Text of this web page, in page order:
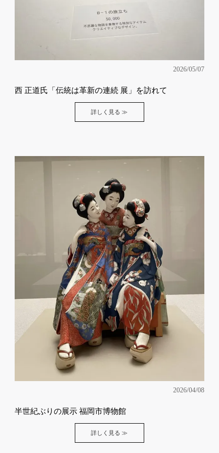
2026/05/07
西 正道氏「伝統は革新の連続 展」を訪れて
詳しく見る ≫
2026/04/08
半世紀ぶりの展示 福岡市博物館
詳しく見る ≫